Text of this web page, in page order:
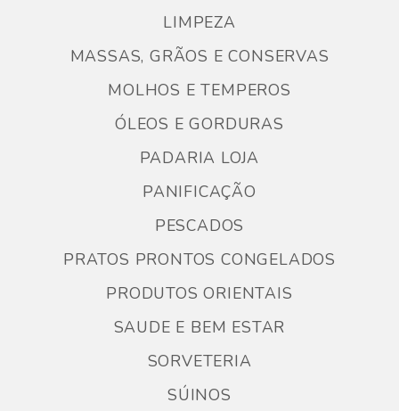
LIMPEZA
MASSAS, GRÃOS E CONSERVAS
MOLHOS E TEMPEROS
ÓLEOS E GORDURAS
PADARIA LOJA
PANIFICAÇÃO
PESCADOS
PRATOS PRONTOS CONGELADOS
PRODUTOS ORIENTAIS
SAUDE E BEM ESTAR
SORVETERIA
SÚINOS